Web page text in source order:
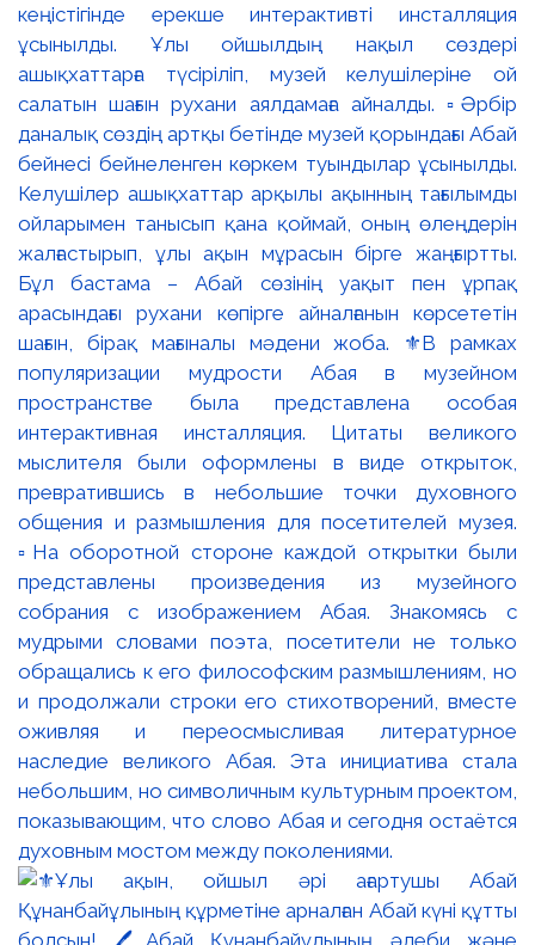
кеңістігінде ерекше интерактивті инсталляция
ұсынылды. Ұлы ойшылдың нақыл сөздері
ашықхаттарға түсіріліп, музей келушілеріне ой
салатын шағын рухани аялдамаға айналды. ▫️Әрбір
даналық сөздің артқы бетінде музей қорындағы Абай
бейнесі бейнеленген көркем туындылар ұсынылды.
Келушілер ашықхаттар арқылы ақынның тағылымды
ойларымен танысып қана қоймай, оның өлеңдерін
жалғастырып, ұлы ақын мұрасын бірге жаңғыртты.
Бұл бастама – Абай сөзінің уақыт пен ұрпақ
арасындағы рухани көпірге айналғанын көрсететін
шағын, бірақ мағыналы мәдени жоба. ⚜️В рамках
популяризации мудрости Абая в музейном
пространстве была представлена особая
интерактивная инсталляция. Цитаты великого
мыслителя были оформлены в виде открыток,
превратившись в небольшие точки духовного
общения и размышления для посетителей музея.
▫️На оборотной стороне каждой открытки были
представлены произведения из музейного
собрания с изображением Абая. Знакомясь с
мудрыми словами поэта, посетители не только
обращались к его философским размышлениям, но
и продолжали строки его стихотворений, вместе
оживляя и переосмысливая литературное
наследие великого Абая. Эта инициатива стала
небольшим, но символичным культурным проектом,
показывающим, что слово Абая и сегодня остаётся
духовным мостом между поколениями.